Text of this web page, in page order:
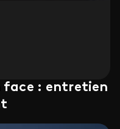
face : entretien